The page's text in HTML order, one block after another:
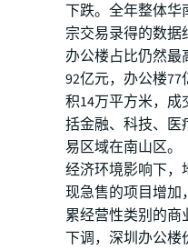
下跌。全年整体华
宗交易录得的数据
办公楼占比仍然最
92亿元，办公楼
积14万平方米，
括金融、科技、医
易区域在南山区。
经济环境影响下，
现急售的项目增加
累经营性类别的
下调，深圳办公楼